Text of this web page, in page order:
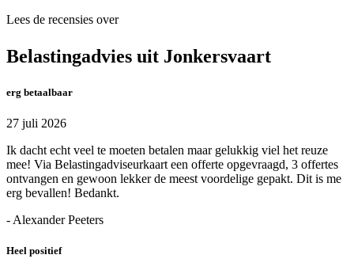
Lees de recensies over
Belastingadvies uit Jonkersvaart
erg betaalbaar
27 juli 2026
Ik dacht echt veel te moeten betalen maar gelukkig viel het reuze
mee! Via Belastingadviseurkaart een offerte opgevraagd, 3 offertes
ontvangen en gewoon lekker de meest voordelige gepakt. Dit is me
erg bevallen! Bedankt.
- Alexander Peeters
Heel positief